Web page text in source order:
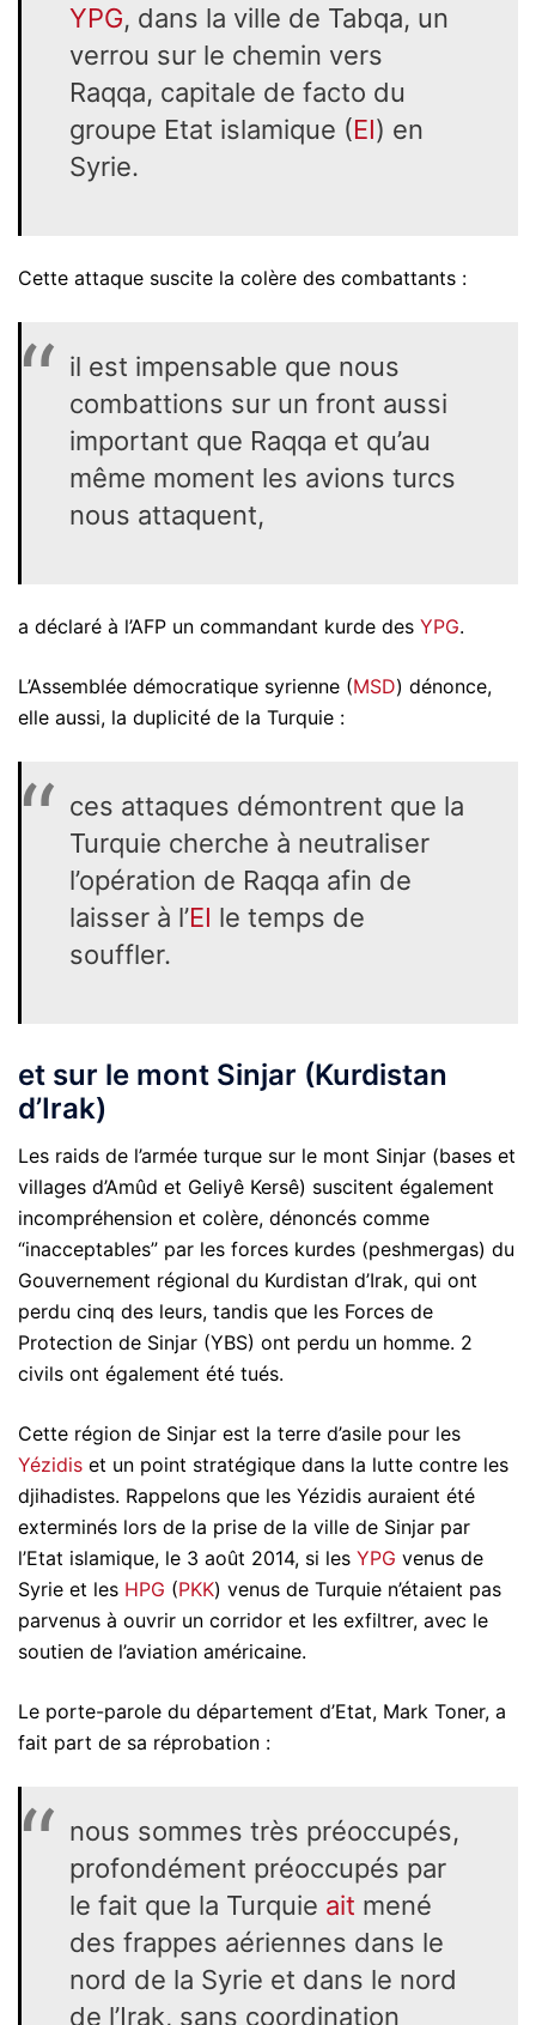
YPG, dans la ville de Tabqa, un
verrou sur le chemin vers
Raqqa, capitale de facto du
groupe Etat islamique (EI) en
Syrie.
Cette attaque suscite la colère des combattants :
il est impensable que nous
combattions sur un front aussi
important que Raqqa et qu’au
même moment les avions turcs
nous attaquent,
a déclaré à l’AFP un commandant kurde des YPG.
L’Assemblée démocratique syrienne (MSD) dénonce,
elle aussi, la duplicité de la Turquie :
ces attaques démontrent que la
Turquie cherche à neutraliser
l’opération de Raqqa afin de
laisser à l’EI le temps de
souffler.
et sur le mont Sinjar (Kurdistan
d’Irak)
Les raids de l’armée turque sur le mont Sinjar (bases et
villages d’Amûd et Geliyê Kersê) suscitent également
incompréhension et colère, dénoncés comme
“inacceptables” par les forces kurdes (peshmergas) du
Gouvernement régional du Kurdistan d’Irak, qui ont
perdu cinq des leurs, tandis que les Forces de
Protection de Sinjar (YBS) ont perdu un homme. 2
civils ont également été tués.
Cette région de Sinjar est la terre d’asile pour les
Yézidis et un point stratégique dans la lutte contre les
djihadistes. Rappelons que les Yézidis auraient été
exterminés lors de la prise de la ville de Sinjar par
l’Etat islamique, le 3 août 2014, si les YPG venus de
Syrie et les HPG (PKK) venus de Turquie n’étaient pas
parvenus à ouvrir un corridor et les exfiltrer, avec le
soutien de l’aviation américaine.
Le porte-parole du département d’Etat, Mark Toner, a
fait part de sa réprobation :
nous sommes très préoccupés,
profondément préoccupés par
le fait que la Turquie ait mené
des frappes aériennes dans le
nord de la Syrie et dans le nord
de l’Irak, sans coordination